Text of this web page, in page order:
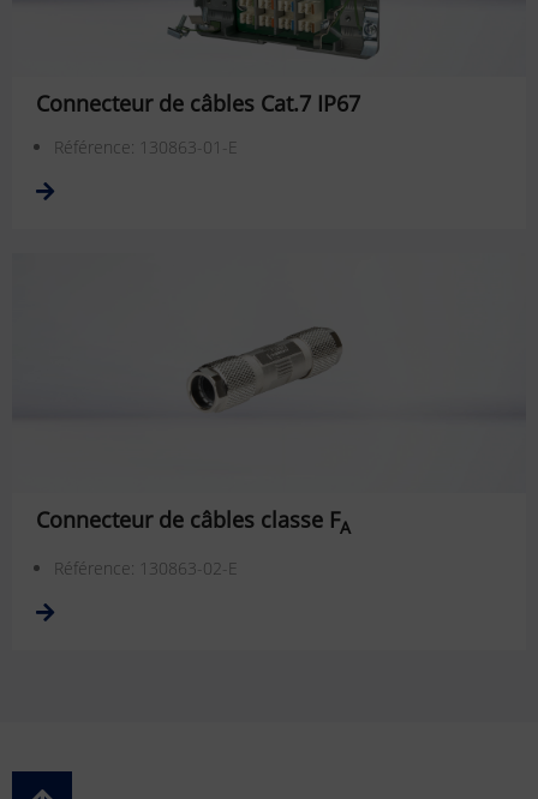
Connecteur de câbles Cat.7 IP67
Référence: 130863-01-E
Connecteur de câbles classe FA
Référence: 130863-02-E